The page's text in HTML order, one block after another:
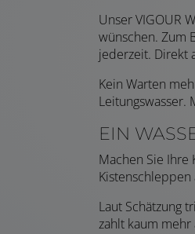
Unser VIGOUR
wünschen. Zum
jederzeit. Direkt
Kein Warten
Leitungswasser.
EIN
Machen Sie Ihre
Laut Schätzung
zahlt kaum mehr